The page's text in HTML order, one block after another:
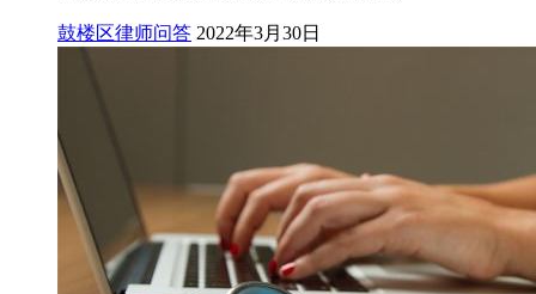
鼓楼区律师问答 2022年3月30日